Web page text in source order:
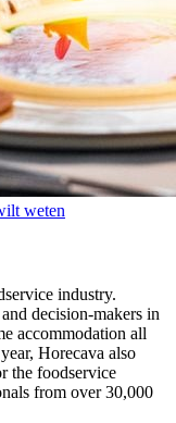
weten
industry.
decision-makers in
accommodation all
Horecava also
the foodservice
from over 30,000